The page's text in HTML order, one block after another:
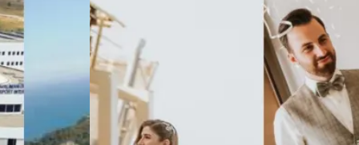
Göz Hastalıkları
Sağlık Haberleri Blogroll
Spor Malzemeleri Hediyelik Eşya